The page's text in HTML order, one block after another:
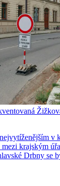
v
krajským
Drbny se